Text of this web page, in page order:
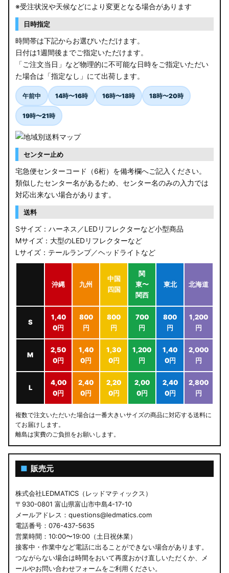
※受注状況や天候などにより変更となる場合があります
日時指定
時間帯は下記からお選びいただけます。
日付は1週間後までご指定いただけます。
「ご注文当日」など物理的に不可能な日時をご指定いただい
た場合は「指定なし」にて出荷します。
午前中 14時〜16時 16時〜18時 18時〜20時
19時〜21時
センター止め
宅急便センターコード（6桁）を備考欄へご記入ください。
類似したセンター名があるため、センター名のみの入力では
対応出来ない場合があります。
送料
Sサイズ：ハーネス／LEDリフレクターなど小型商品
Mサイズ：大型のLEDリフレクターなど
Lサイズ：テールランプ／ヘッドライトなど
沖縄 九州
中国
四国
関
東〜
関西
東北 北海道
S
1,40
0円
800
円
800
円
700
円
800
円
1,200
円
M
2,50
0円
1,40
0円
1,30
0円
1,200
円
1,40
0円
2,000
円
L
4,00
0円
2,40
0円
2,20
0円
2,00
0円
2,40
0円
2,800
円
複数で注文いただいた場合は一番大きいサイズの商品に対応する送料に
てお届けします。
離島は実費のご負担をお願いします。
■ 販売元
株式会社LEDMATICS（レッドマティックス）
〒930-0801 富山県富山市中島4-17-10
メールアドレス：questions@ledmatics.com
電話番号：076-437-5635
営業時間：10:00〜19:00（土日祝休業）
接客中・作業中など電話に出ることができない場合があります。
つながらない場合は時間をおいて再度おかけ直しいただくか、メ
ールやお問い合わせフォームをご利用ください。